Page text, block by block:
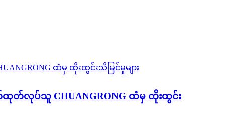
ထုတ်လုပ်သူ CHUANGRONG ထံမှ ထိုးထွင်း